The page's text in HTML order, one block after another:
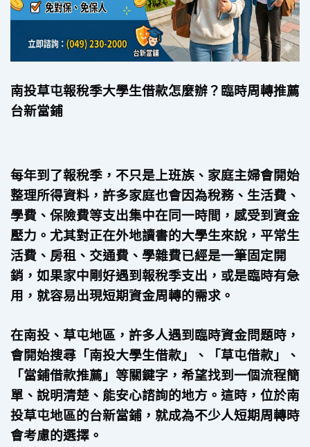
南投草屯報稅季大學生借款怎麼辦？臨時周轉推薦
台新當鋪
每年到了報稅季，不只是上班族、家庭主婦會開始
整理所得資料，許多家庭也會因為稅務、生活費、
學費、保險費等支出集中在同一時間，感受到資金
壓力。尤其對正在外地讀書的大學生來說，平常生
活費、房租、交通費、學雜費已經是一筆固定開
銷，如果家中剛好遇到報稅季支出，或是臨時有急
用，就容易出現短期資金周轉的需求。
在南投、草屯地區，許多人遇到臨時資金問題時，
會開始搜尋「南投大學生借款」、「草屯借款」、
「當鋪借款推薦」等關鍵字，希望找到一個流程簡
單、說明清楚、能安心諮詢的地方。這時，位於南
投草屯地區的台新當鋪，就成為不少人短期周轉時
會考慮的選擇。